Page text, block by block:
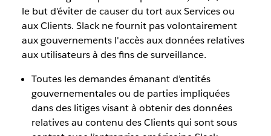
le but d'éviter de causer du tort aux Services ou
aux Clients. Slack ne fournit pas volontairement
aux gouvernements l'accès aux données relatives
aux utilisateurs à des fins de surveillance.
Toutes les demandes émanant d’entités
gouvernementales ou de parties impliquées
dans des litiges visant à obtenir des données
relatives au contenu des Clients qui sont sous